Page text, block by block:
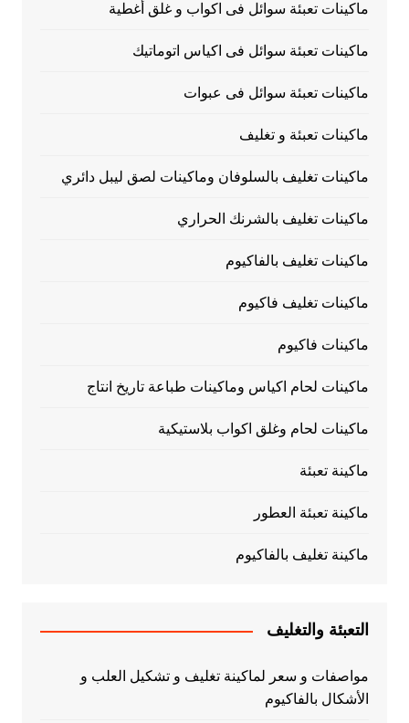
ماكينات تعبئة سوائل فى اكواب و غلق أغطية
ماكينات تعبئة سوائل فى اكياس اتوماتيك
ماكينات تعبئة سوائل فى عبوات
ماكينات تعبئة و تغليف
ماكينات تغليف بالسلوفان وماكينات لصق ليبل دائري
ماكينات تغليف بالشرنك الحراري
ماكينات تغليف بالفاكيوم
ماكينات تغليف فاكيوم
ماكينات فاكيوم
ماكينات لحام اكياس وماكينات طباعة تاريخ انتاج
ماكينات لحام وغلق اكواب بلاستيكية
ماكينة تعبئة
ماكينة تعبئة العطور
ماكينة تغليف بالفاكيوم
التعبئة والتغليف
مواصفات و سعر لماكينة تغليف و تشكيل العلب و
الأشكال بالفاكيوم